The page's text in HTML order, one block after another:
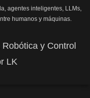
agentes inteligentes, LLMs,
humanos y máquinas.
y Control
LK